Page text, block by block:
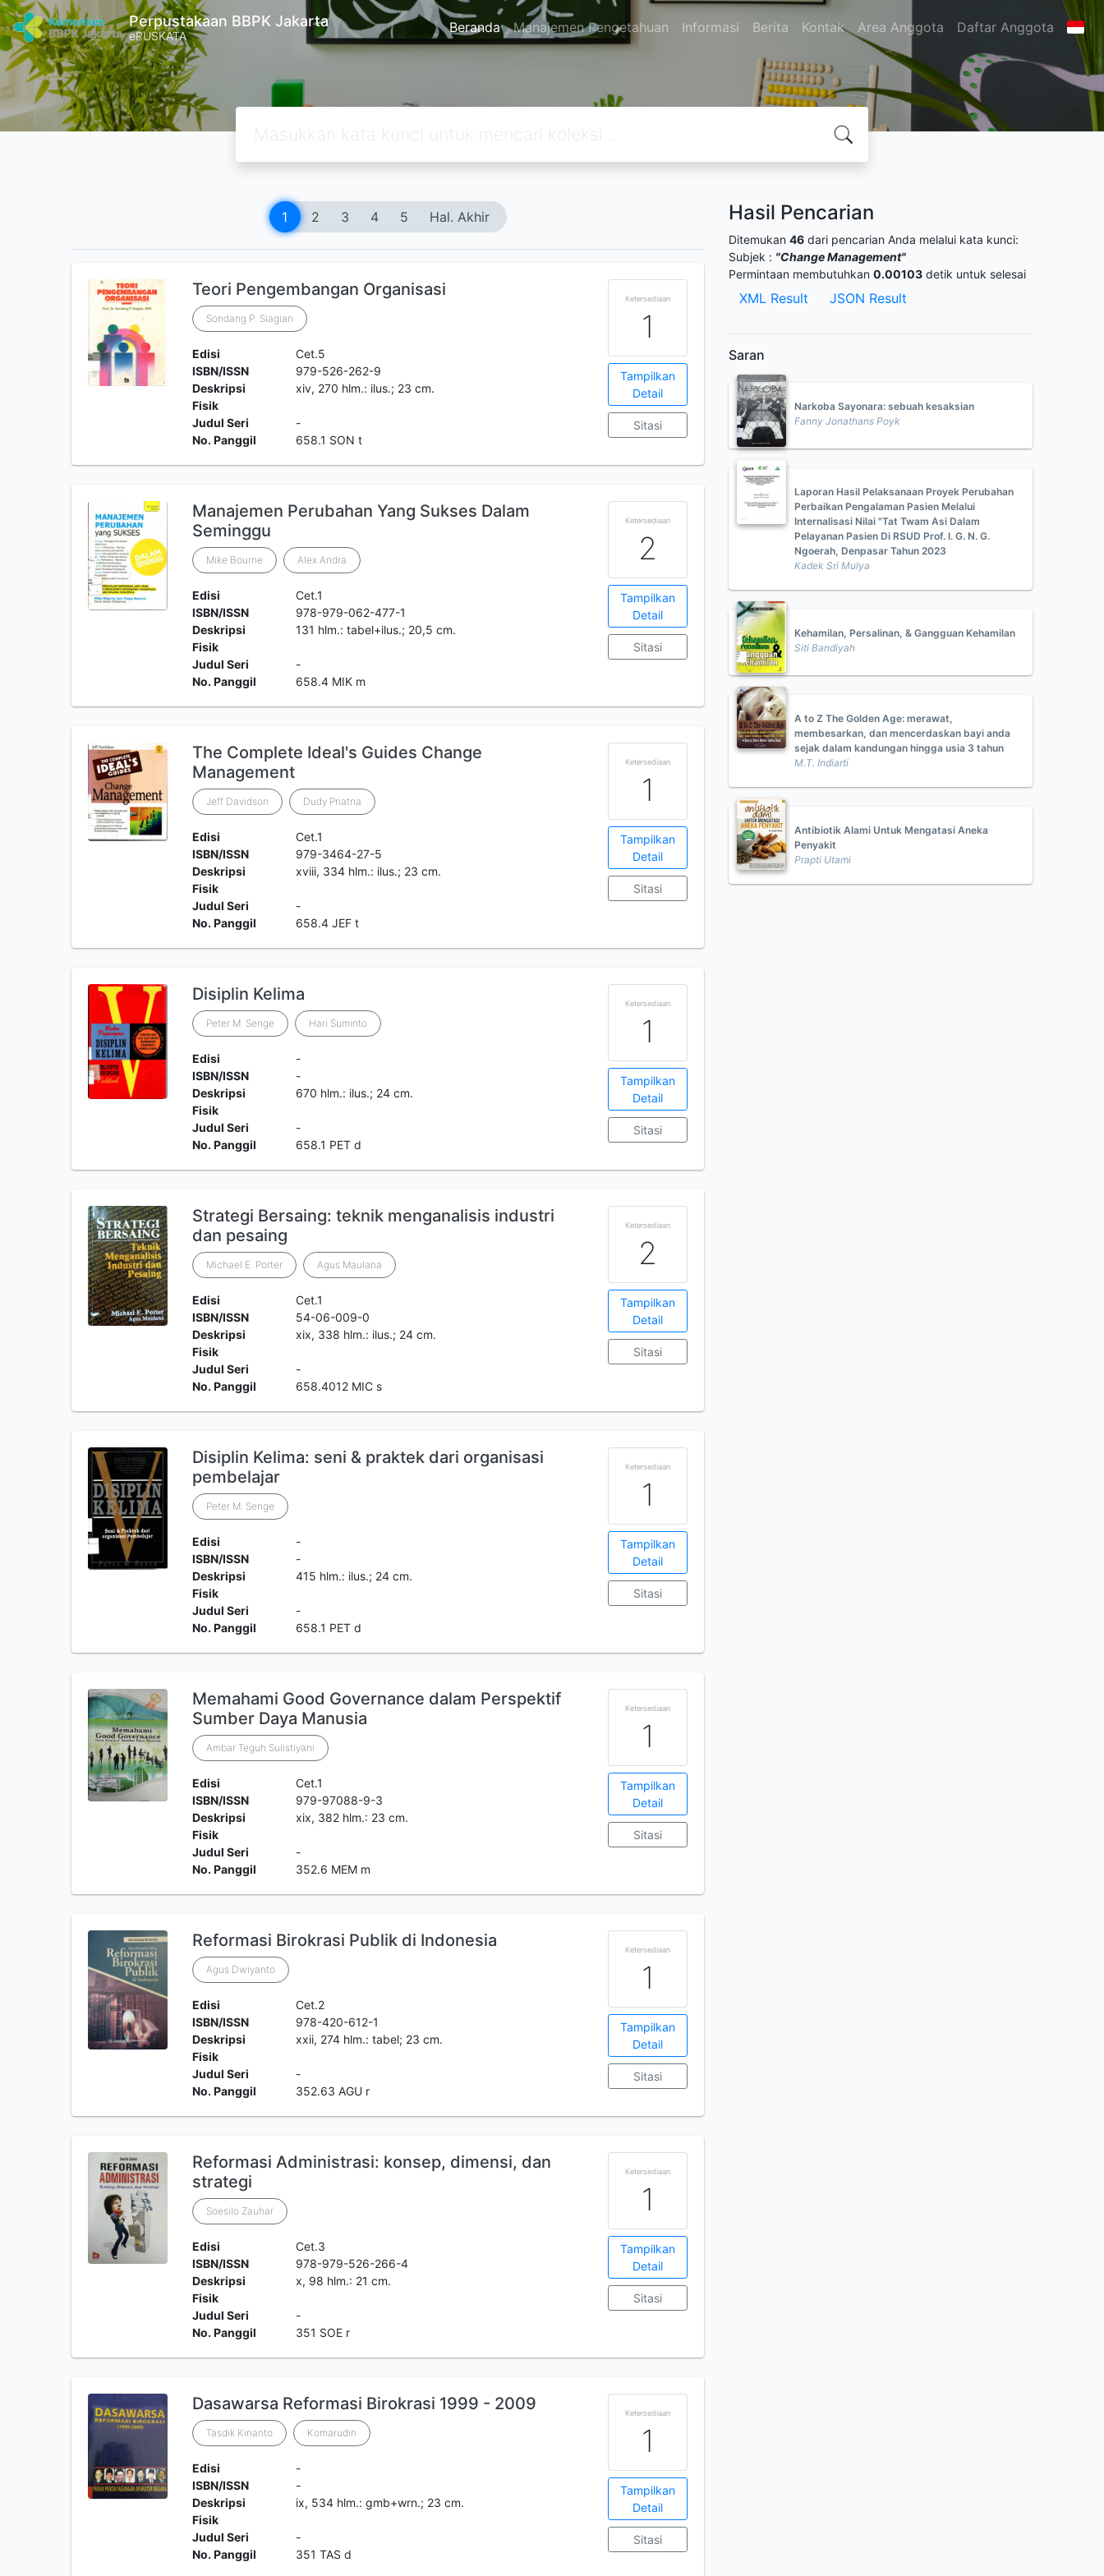
Perpustakaan BBPK Jakarta
ePUSKATA Beranda Manajemen Pengetahuan Informasi Berita Kontak Area Anggota Daftar Anggota
1 2 3 4 5 Hal. Akhir
Teori Pengembangan Organisasi
Sondang P. Siagian
Edisi
Cet.5
ISBN/ISSN
979-526-262-9
Deskripsi
Fisik
xiv, 270 hlm.: ilus.; 23 cm.
Judul Seri
-
No. Panggil
658.1 SON t
Ketersediaan
1
Tampilkan
Detail
Sitasi
Manajemen Perubahan Yang Sukses Dalam
Seminggu
Mike Bourne Alex Andra
Edisi
Cet.1
ISBN/ISSN
978-979-062-477-1
Deskripsi
Fisik
131 hlm.: tabel+ilus.; 20,5 cm.
Judul Seri
-
No. Panggil
658.4 MIK m
Ketersediaan
2
Tampilkan
Detail
Sitasi
The Complete Ideal's Guides Change
Management
Jeff Davidson Dudy Priatna
Edisi
Cet.1
ISBN/ISSN
979-3464-27-5
Deskripsi
Fisik
xviii, 334 hlm.: ilus.; 23 cm.
Judul Seri
-
No. Panggil
658.4 JEF t
Ketersediaan
1
Tampilkan
Detail
Sitasi
Disiplin Kelima
Peter M. Senge Hari Suminto
Edisi
-
ISBN/ISSN
-
Deskripsi
Fisik
670 hlm.: ilus.; 24 cm.
Judul Seri
-
No. Panggil
658.1 PET d
Ketersediaan
1
Tampilkan
Detail
Sitasi
Strategi Bersaing: teknik menganalisis industri
dan pesaing
Michael E. Porter Agus Maulana
Edisi
Cet.1
ISBN/ISSN
54-06-009-0
Deskripsi
Fisik
xix, 338 hlm.: ilus.; 24 cm.
Judul Seri
-
No. Panggil
658.4012 MIC s
Ketersediaan
2
Tampilkan
Detail
Sitasi
Disiplin Kelima: seni & praktek dari organisasi
pembelajar
Peter M. Senge
Edisi
-
ISBN/ISSN
-
Deskripsi
Fisik
415 hlm.: ilus.; 24 cm.
Judul Seri
-
No. Panggil
658.1 PET d
Ketersediaan
1
Tampilkan
Detail
Sitasi
Memahami Good Governance dalam Perspektif
Sumber Daya Manusia
Ambar Teguh Sulistiyani
Edisi
Cet.1
ISBN/ISSN
979-97088-9-3
Deskripsi
Fisik
xix, 382 hlm.: 23 cm.
Judul Seri
-
No. Panggil
352.6 MEM m
Ketersediaan
1
Tampilkan
Detail
Sitasi
Reformasi Birokrasi Publik di Indonesia
Agus Dwiyanto
Edisi
Cet.2
ISBN/ISSN
978-420-612-1
Deskripsi
Fisik
xxii, 274 hlm.: tabel; 23 cm.
Judul Seri
-
No. Panggil
352.63 AGU r
Ketersediaan
1
Tampilkan
Detail
Sitasi
Reformasi Administrasi: konsep, dimensi, dan
strategi
Soesilo Zauhar
Edisi
Cet.3
ISBN/ISSN
978-979-526-266-4
Deskripsi
Fisik
x, 98 hlm.: 21 cm.
Judul Seri
-
No. Panggil
351 SOE r
Ketersediaan
1
Tampilkan
Detail
Sitasi
Dasawarsa Reformasi Birokrasi 1999 - 2009
Tasdik Kinanto Komarudin
Edisi
-
ISBN/ISSN
-
Deskripsi
Fisik
ix, 534 hlm.: gmb+wrn.; 23 cm.
Judul Seri
-
No. Panggil
351 TAS d
Ketersediaan
1
Tampilkan
Detail
Sitasi
Hasil Pencarian
Ditemukan 46 dari pencarian Anda melalui kata kunci:
Subjek : "Change Management"
Permintaan membutuhkan 0.00103 detik untuk selesai
XML Result JSON Result
Saran
Narkoba Sayonara: sebuah kesaksian
Fanny Jonathans Poyk
Laporan Hasil Pelaksanaan Proyek Perubahan
Perbaikan Pengalaman Pasien Melalui
Internalisasi Nilai "Tat Twam Asi Dalam
Pelayanan Pasien Di RSUD Prof. I. G. N. G.
Ngoerah, Denpasar Tahun 2023
Kadek Sri Mulya
Kehamilan, Persalinan, & Gangguan Kehamilan
Siti Bandiyah
A to Z The Golden Age: merawat,
membesarkan, dan mencerdaskan bayi anda
sejak dalam kandungan hingga usia 3 tahun
M.T. Indiarti
Antibiotik Alami Untuk Mengatasi Aneka
Penyakit
Prapti Utami